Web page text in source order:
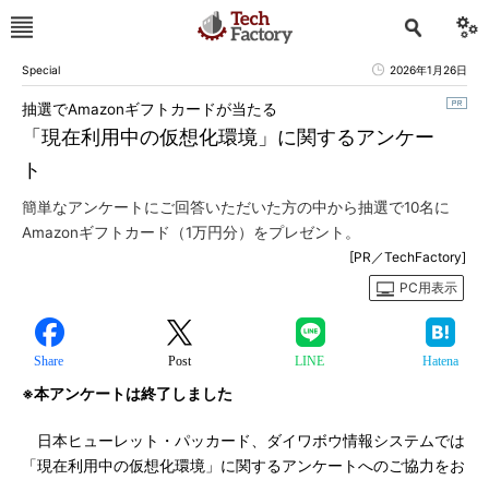
Special 2026年1月26日
「現在利用中の仮想化環境」に関するアンケー
ト
抽選でAmazonギフトカードが当たる
簡単なアンケートにご回答いただいた方の中から抽選で10名に
Amazonギフトカード（1万円分）をプレゼント。
[PR／TechFactory]
PC用表示
Share Post LINE Hatena
※本アンケートは終了しました
日本ヒューレット・パッカード、ダイワボウ情報システムでは
「現在利用中の仮想化環境」に関するアンケートへのご協力をお